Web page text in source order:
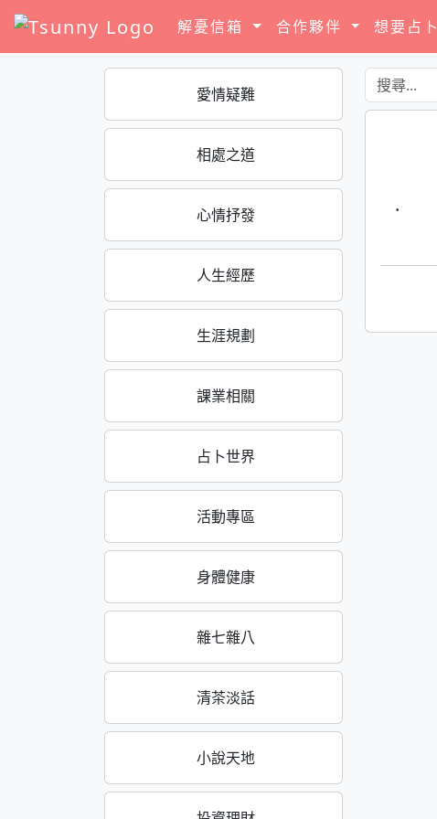
解憂信箱 合作夥伴 想要占卜
愛情疑難
相處之道
心情抒發
人生經歷
生涯規劃
課業相關
占卜世界
活動專區
身體健康
雜七雜八
清茶淡話
小說天地
·